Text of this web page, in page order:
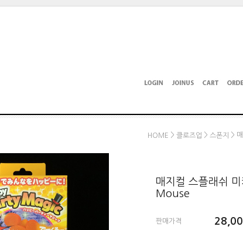
HOME > 클로즈업 > 스폰지 >
매지컬 스플래쉬
Mouse
판매가격